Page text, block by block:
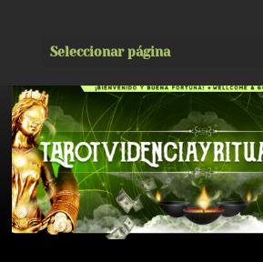
Seleccionar página